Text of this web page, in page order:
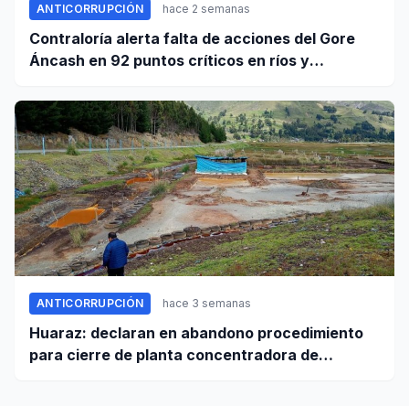
ANTICORRUPCIÓN hace 2 semanas
Contraloría alerta falta de acciones del Gore
Áncash en 92 puntos críticos en ríos y
ANTICORRUPCIÓN hace 3 semanas
Huaraz: declaran en abandono procedimiento
para cierre de planta concentradora de